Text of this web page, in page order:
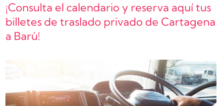
¡Consulta el calendario y reserva aquí tus
billetes de traslado privado de Cartagena
a Barú!